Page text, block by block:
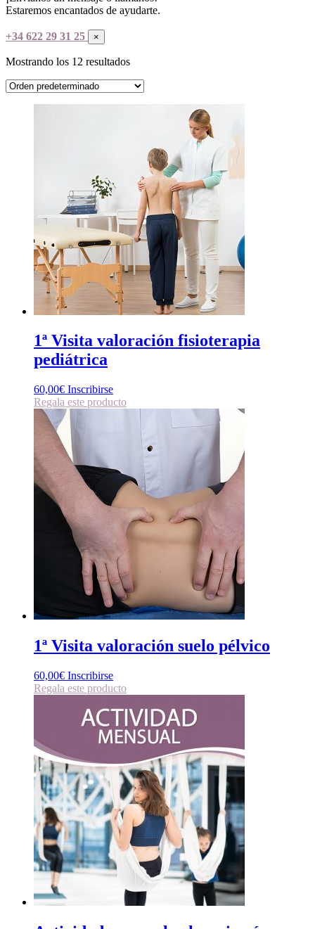
Estaremos encantados de ayudarte.
+34 622 29 31 25 ×
Mostrando los 12 resultados
1ª Visita valoración fisioterapia
pediátrica
60,00€ Inscribirse
Regala este producto
1ª Visita valoración suelo pélvico
60,00€ Inscribirse
Regala este producto